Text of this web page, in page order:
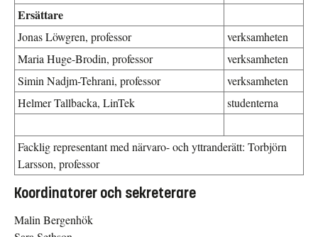
Ersättare
Jonas Löwgren, professor
verksamheten
Maria Huge-Brodin, professor
verksamheten
Simin Nadjm-Tehrani, professor
verksamheten
Helmer Tallbacka, LinTek studenterna
Facklig representant med närvaro- och yttranderätt: Torbjörn
Larsson, professor
Koordinatorer och sekreterare
Malin Bergenhök